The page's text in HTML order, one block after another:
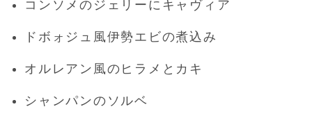
コンソメのジェリーにキャヴィア
ドボォジュ風伊勢エビの煮込み
オルレアン風のヒラメとカキ
シャンパンのソルベ